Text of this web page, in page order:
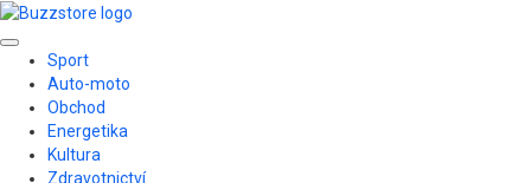
Skip
content
Primary
Menu
Sport
Auto-moto
Obchod
Energetika
Kultura
Zdravotnictví